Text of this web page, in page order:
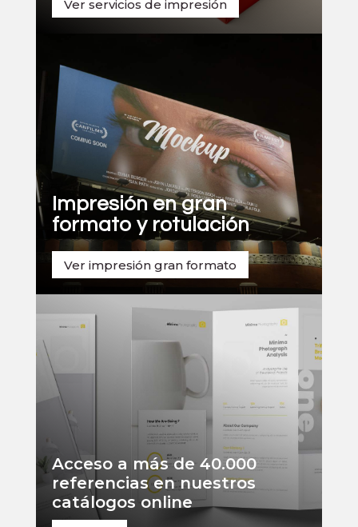
Ver servicios de impresión
Impresión en gran
formato y rotulación
Ver impresión gran formato
Acceso a más de 40.000
referencias en nuestros
catálogos online